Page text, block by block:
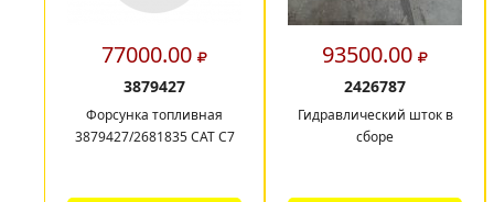
77000.00
3879427
Форсунка топливная
3879427/2681835 CAT C7
93500.00
2426787
Гидравлический шток в
сборе